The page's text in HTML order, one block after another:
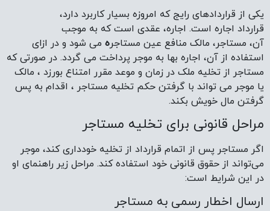
یکی از قراردادهای رایج که امروزه بسیار کاربرد دارد،
قرارداد اجاره است. اجاره، عقدی است که به موجب
آن، مستاجر، مالک منافع عین مستاجره می شود و در ازای
استفاده از آن، اجاره بها به موجر پرداخت می گردد. در صورتی که
مستاجر از تخلیه ملک در زمان و موعد مقرر امتناع بورزد ، مالک
یا موجر می تواند با گرفتن حکم تخلیه مستاجر ، اقدام به پس
گرفتن مال خویش بکند.
مراحل قانونی برای تخلیه مستاجر
اگر مستاجر پس از اتمام قرارداد از تخلیه خودداری کند، موجر
می‌تواند از حقوق قانونی خود استفاده کند. مراحل زیر راهنمای او
در این شرایط است:
ارسال اخطار رسمی به مستاجر